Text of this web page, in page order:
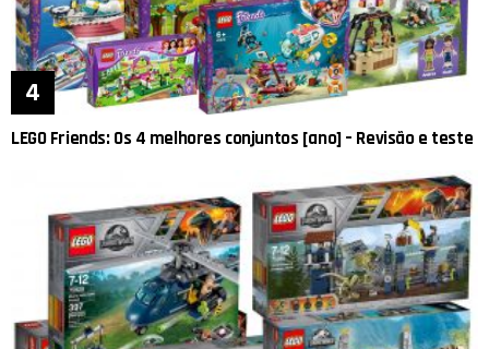
LEGO Friends: Os 4 melhores conjuntos [ano] – Revisão e teste